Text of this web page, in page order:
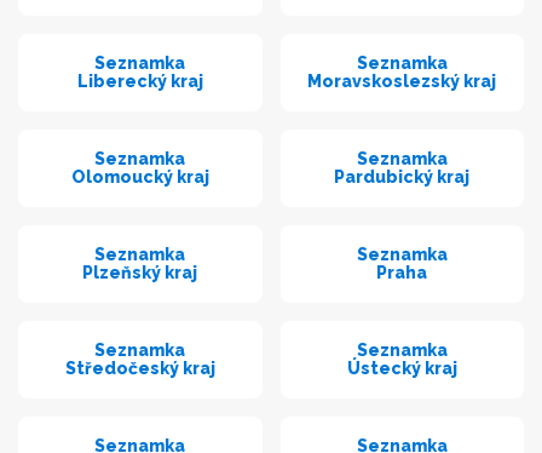
Seznamka
Liberecký kraj
Seznamka
Moravskoslezský kraj
Seznamka
Olomoucký kraj
Seznamka
Pardubický kraj
Seznamka
Plzeňský kraj
Seznamka
Praha
Seznamka
Středočeský kraj
Seznamka
Ústecký kraj
Seznamka Seznamka